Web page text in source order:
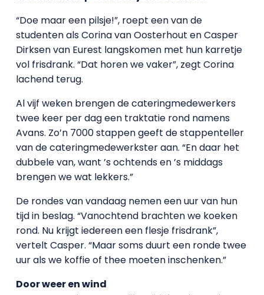
“Doe maar een pilsje!”, roept een van de
studenten als Corina van Oosterhout en Casper
Dirksen van Eurest langskomen met hun karretje
vol frisdrank. “Dat horen we vaker”, zegt Corina
lachend terug.
Al vijf weken brengen de cateringmedewerkers
twee keer per dag een traktatie rond namens
Avans. Zo’n 7000 stappen geeft de stappenteller
van de cateringmedewerkster aan. “En daar het
dubbele van, want ’s ochtends en ’s middags
brengen we wat lekkers.”
De rondes van vandaag nemen een uur van hun
tijd in beslag. “Vanochtend brachten we koeken
rond. Nu krijgt iedereen een flesje frisdrank”,
vertelt Casper. “Maar soms duurt een ronde twee
uur als we koffie of thee moeten inschenken.”
Door weer en wind